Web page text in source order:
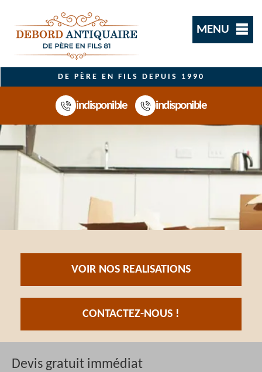
MENU
DE PÈRE EN FILS DEPUIS 1990
indisponible indisponible
VOIR NOS REALISATIONS
CONTACTEZ-NOUS !
Devis gratuit immédiat